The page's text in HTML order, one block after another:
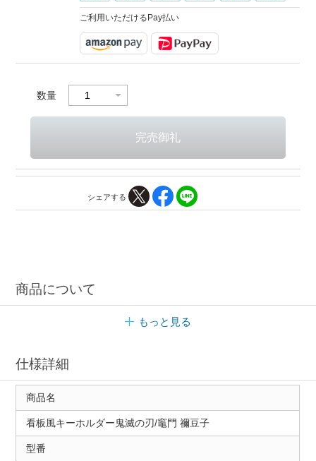
ご利用いただけるPay払い
数量
シェアする
商品について
もっと見る
仕様詳細
商品名
看板風キーホルダー鬼滅の刃/竈門 禰豆子
型番